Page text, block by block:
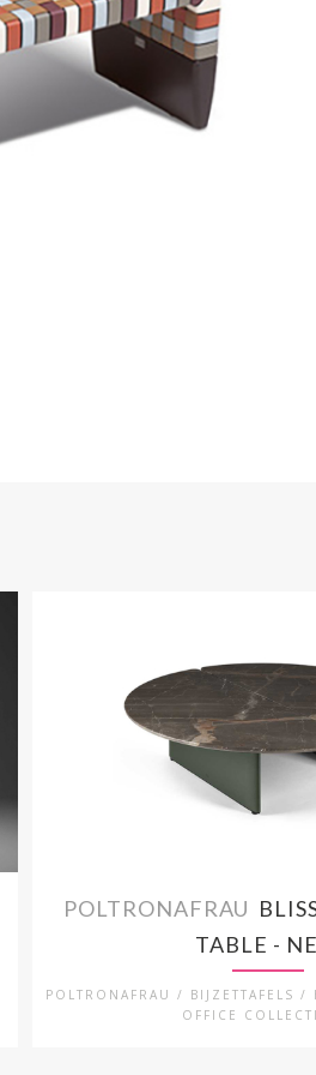
POLTRONAFRAU
TABLE -
POLTRONAFRAU / BIJZETTAFELS
OFFICE